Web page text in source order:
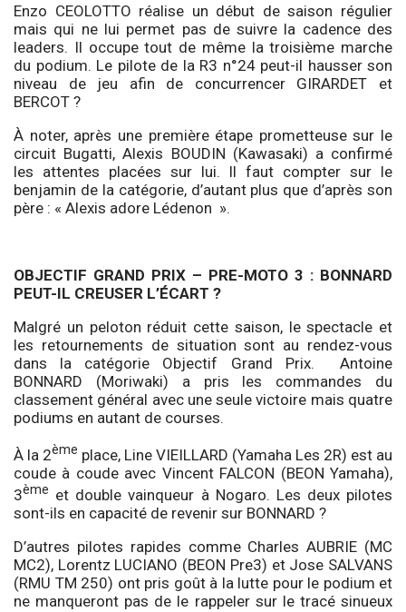
Enzo CEOLOTTO réalise un début de saison régulier
mais qui ne lui permet pas de suivre la cadence des
leaders. Il occupe tout de même la troisième marche
du podium. Le pilote de la R3 n°24 peut-il hausser son
niveau de jeu afin de concurrencer GIRARDET et
BERCOT ?
À noter, après une première étape prometteuse sur le
circuit Bugatti, Alexis BOUDIN (Kawasaki) a confirmé
les attentes placées sur lui. Il faut compter sur le
benjamin de la catégorie, d’autant plus que d’après son
père : « Alexis adore Lédenon ».
OBJECTIF GRAND PRIX – PRE-MOTO 3 : BONNARD
PEUT-IL CREUSER L’ÉCART ?
Malgré un peloton réduit cette saison, le spectacle et
les retournements de situation sont au rendez-vous
dans la catégorie Objectif Grand Prix. Antoine
BONNARD (Moriwaki) a pris les commandes du
classement général avec une seule victoire mais quatre
podiums en autant de courses.
À la 2ème place, Line VIEILLARD (Yamaha Les 2R) est au
coude à coude avec Vincent FALCON (BEON Yamaha),
3ème et double vainqueur à Nogaro. Les deux pilotes
sont-ils en capacité de revenir sur BONNARD ?
D’autres pilotes rapides comme Charles AUBRIE (MC
MC2), Lorentz LUCIANO (BEON Pre3) et Jose SALVANS
(RMU TM 250) ont pris goût à la lutte pour le podium et
ne manqueront pas de le rappeler sur le tracé sinueux